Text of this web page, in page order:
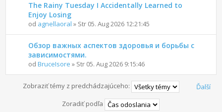
The Rainy Tuesday I Accidentally Learned to
Enjoy Losing
od agnellaoral » Str 05. Aug 2026 12:21:45
Обзор важных аспектов здоровья и борьбы с
зависимостями.
odBruceIsore » Str 05. Aug 2026 9:15:46
Ďalší
Zobraziť témy z predchádzajúceho:
Zoradiť podľa